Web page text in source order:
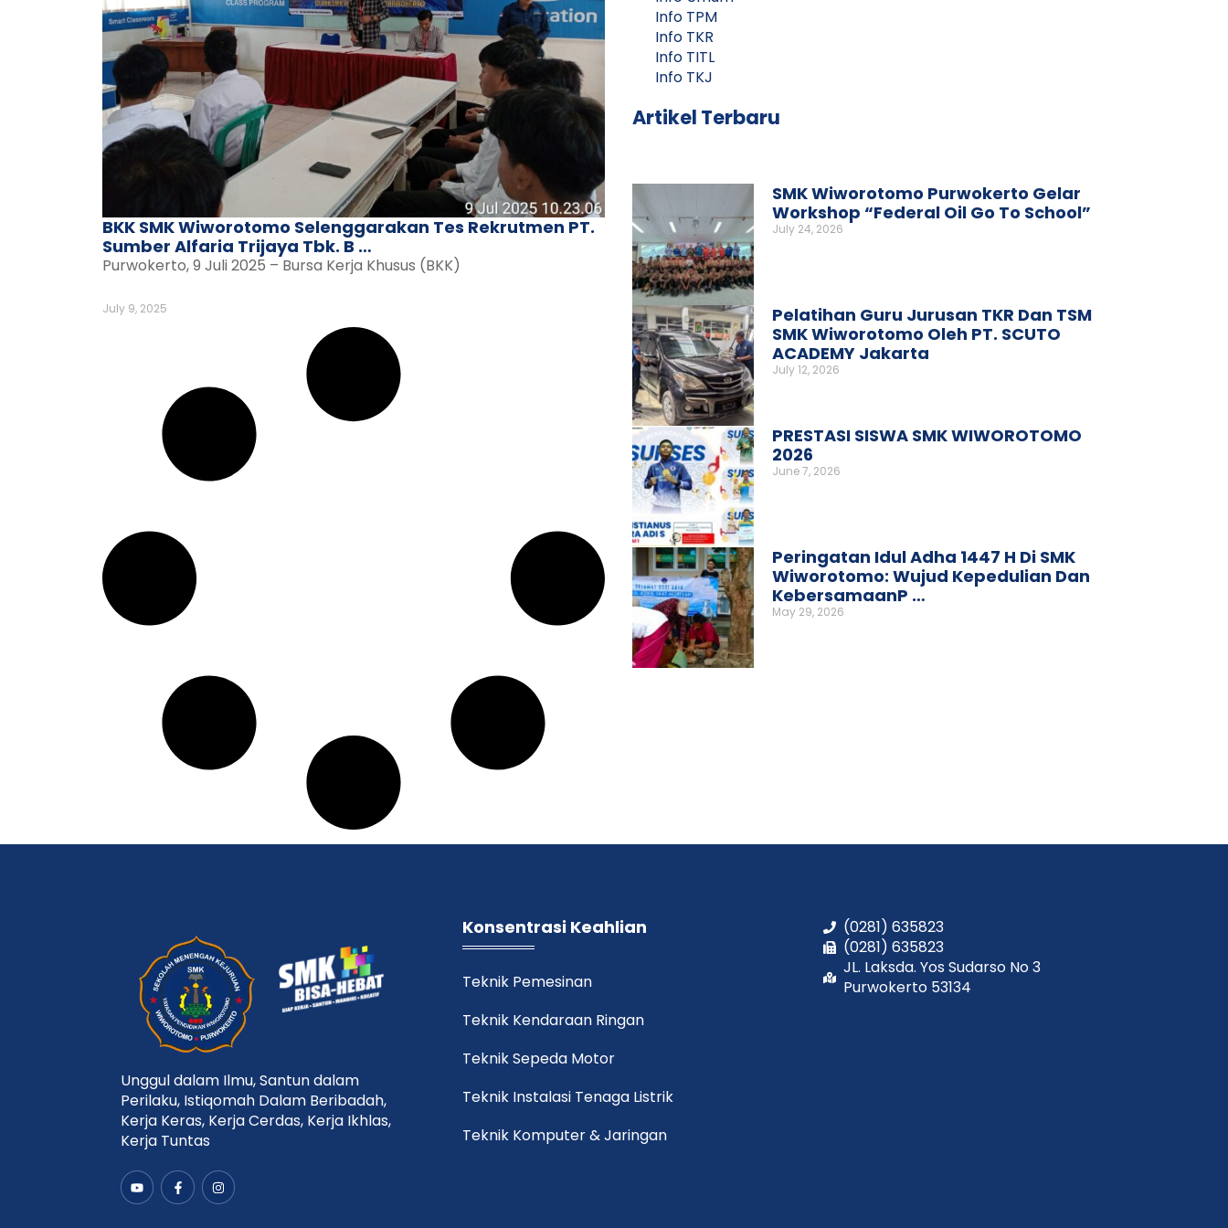
BKK SMK Wiworotomo Selenggarakan Tes Rekrutmen PT.
Sumber Alfaria Trijaya Tbk. B …
Purwokerto, 9 Juli 2025 – Bursa Kerja Khusus (BKK)
July 9, 2025
Info TPM
Info TKR
Info TITL
Info TKJ
Artikel Terbaru
SMK Wiworotomo Purwokerto Gelar
Workshop “Federal Oil Go To School”
July 24, 2026
Pelatihan Guru Jurusan TKR Dan TSM
SMK Wiworotomo Oleh PT. SCUTO
ACADEMY Jakarta
July 12, 2026
PRESTASI SISWA SMK WIWOROTOMO
2026
June 7, 2026
Peringatan Idul Adha 1447 H Di SMK
Wiworotomo: Wujud Kepedulian Dan
KebersamaanP …
May 29, 2026
Unggul dalam Ilmu, Santun dalam
Perilaku, Istiqomah Dalam Beribadah,
Kerja Keras, Kerja Cerdas, Kerja Ikhlas,
Kerja Tuntas
Y
o
u
t
F
a
c
e
I
n
s
t
Konsentrasi Keahlian
Teknik Pemesinan
Teknik Kendaraan Ringan
Teknik Sepeda Motor
Teknik Instalasi Tenaga Listrik
Teknik Komputer & Jaringan
(0281) 635823
(0281) 635823
JL. Laksda. Yos Sudarso No 3
Purwokerto 53134